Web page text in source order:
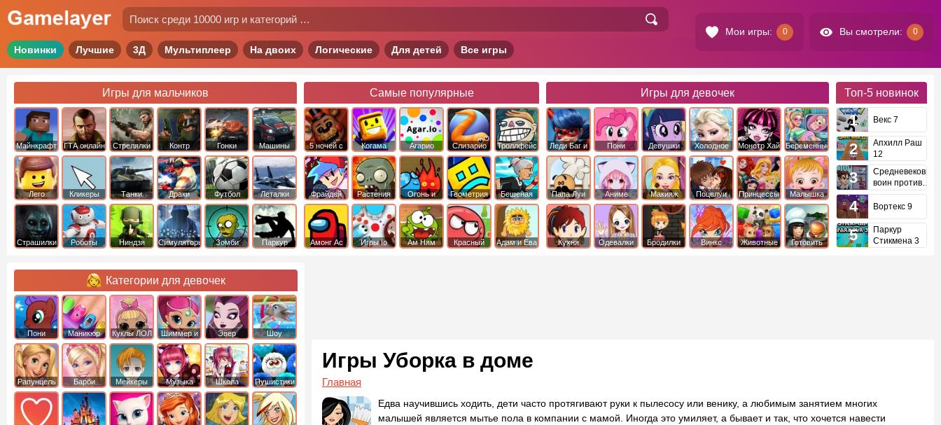
Мои игры: 0 Вы смотрели: 0
Новинки Лучшие 3Д Мультиплеер На двоих Логические Для детей Все игры
Игры для мальчиков
Майнкрафт ГТА онлайн Стрелялки
Контр
Страйк
Гонки Машины
Лего Кликеры Танки Драки Футбол Леталки
Страшилки Роботы Ниндзя Симуляторы Зомби Паркур
Самые популярные
5 ночей с
фредди
Когама Агарио Слизарио
Троллфейс
квест
Фрайдей
Найт
Фанкин
Растения
против
Зомби
Огонь и
Вода
Геометрия
Даш
Бешеная
бабка
сбежала из
психушки
Амонг Ас Игры Io Ам Ням
Красный
Адам и Ева
Игры для девочек
Леди Баг и
Супер Кот
Пони
Дружба это
Девушки
Эквестрии
Холодное
Сердце
Монстр Хай Беременные
Папа Луи Аниме Макияж Поцелуи
Принцессы
Диснея
Малышка
Хейзел
Кухня
Одевалки Бродилки Винкс Животные
Готовить
Топ-5 новинок
Векс 7
Апхилл Раш
12
Средневековый
воин против
Вортекс 9
Паркур
Стикмена 3
Игры Уборка в доме
Главная
Едва научившись ходить, дети часто протягивают руки к пылесосу или венику, а любимым занятием многих
малышей является мытье пола в компании с мамой. Иногда это умиляет, а бывает и так, что хочется навести
Категории для девочек
Пони
креатор
Маникюр Куклы ЛОЛ
Шиммер и
Шайн
Эвер
Афтер Хай
Шоу
дельфинов
Рапунцель Барби Мейкеры Музыка Школа Пушистики